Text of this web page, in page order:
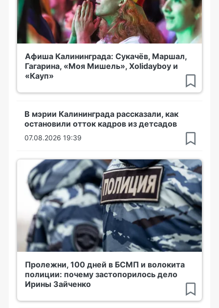
Афиша Калининграда: Сукачёв, Маршал,
Гагарина, «Моя Мишель», Xolidayboy и
«Кауп»
В мэрии Калининграда рассказали, как
остановили отток кадров из детсадов
07.08.2026 19:39
Пролежни, 100 дней в БСМП и волокита
полиции: почему застопорилось дело
Ирины Зайченко